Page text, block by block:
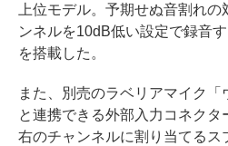
上位モデル。予期せぬ音割れ
ンネルを10dB低い設定で録音
を搭載した。
また、別売のラベリアマイク
と連携できる外部入力コネク
右のチャンネルに割り当てるス